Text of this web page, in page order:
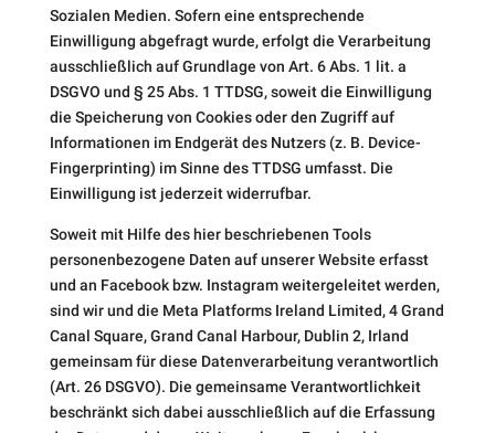
Sozialen Medien. Sofern eine entsprechende
Einwilligung abgefragt wurde, erfolgt die Verarbeitung
ausschließlich auf Grundlage von Art. 6 Abs. 1 lit. a
DSGVO und § 25 Abs. 1 TTDSG, soweit die Einwilligung
die Speicherung von Cookies oder den Zugriff auf
Informationen im Endgerät des Nutzers (z. B. Device-
Fingerprinting) im Sinne des TTDSG umfasst. Die
Einwilligung ist jederzeit widerrufbar.
Soweit mit Hilfe des hier beschriebenen Tools
personenbezogene Daten auf unserer Website erfasst
und an Facebook bzw. Instagram weitergeleitet werden,
sind wir und die Meta Platforms Ireland Limited, 4 Grand
Canal Square, Grand Canal Harbour, Dublin 2, Irland
gemeinsam für diese Datenverarbeitung verantwortlich
(Art. 26 DSGVO). Die gemeinsame Verantwortlichkeit
beschränkt sich dabei ausschließlich auf die Erfassung